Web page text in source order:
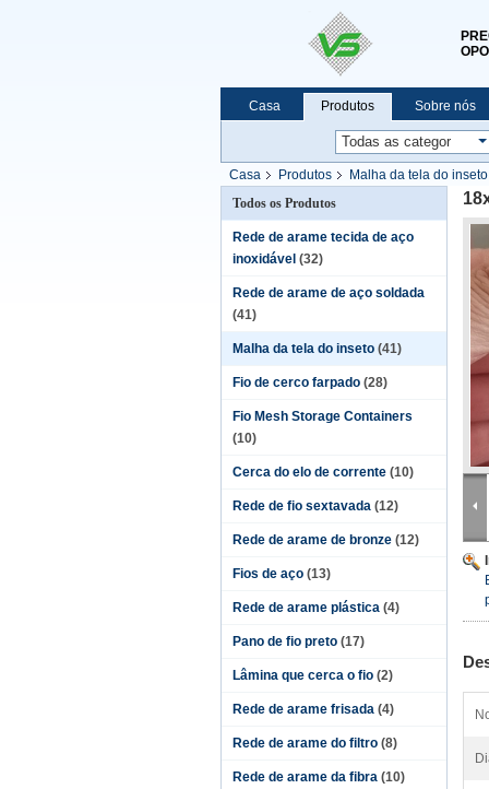
Casa Produtos Sobre nós
Casa Produtos
Malha da tela do inseto
Todos os Produtos
Rede de arame tecida de aço
inoxidável (32)
Rede de arame de aço soldada
(41)
Malha da tela do inseto (41)
Fio de cerco farpado (28)
Fio Mesh Storage Containers
(10)
Cerca do elo de corrente (10)
Rede de fio sextavada (12)
Rede de arame de bronze (12)
Fios de aço (13)
Rede de arame plástica (4)
Pano de fio preto (17)
Lâmina que cerca o fio (2)
Rede de arame frisada (4)
Rede de arame do filtro (8)
Rede de arame da fibra (10)